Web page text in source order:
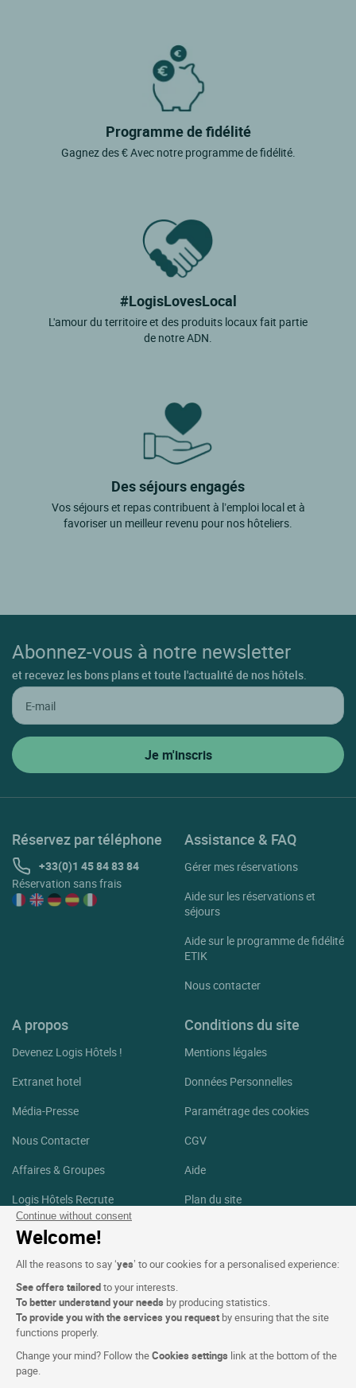
Continue without consent
Welcome!
All the reasons to say ‘yes’ to our cookies for a personalised experience:
See offers tailoredto your interests.
To better understand your needs by producing statistics.
To provide you with the services you request by ensuring that the site
functions properly.
Change your mind? Follow theCookies settings link at the bottom of the
page.
Programme de fidélité
Gagnez des € Avec notre programme de fidélité.
#LogisLovesLocal
L'amour du territoire et des produits locaux fait partie
de notre ADN.
Des séjours engagés
Vos séjours et repas contribuent à l’emploi local et à
favoriser un meilleur revenu pour nos hôteliers.
Abonnez-vous à notre newsletter
et recevez les bons plans et toute l'actualité de nos hôtels.
Réservez par téléphone
+33(0)1 45 84 83 84
Réservation sans frais
Assistance & FAQ
Gérer mes réservations
Aide sur les réservations et
séjours
Aide sur le programme de fidélité
ETIK
Nous contacter
A propos
Devenez Logis Hôtels !
Extranet hotel
Média-Presse
Nous Contacter
Affaires & Groupes
Logis Hôtels Recrute
Conditions du site
Mentions légales
Données Personnelles
Paramétrage des cookies
CGV
Aide
Plan du site
Suivez-nous
Facebook
Linkedin